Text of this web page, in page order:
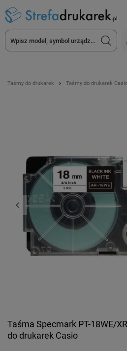
Taśmy do drukarek Taśmy do drukarek
Taśma Specmark PT-18WE/
do drukarek Casio